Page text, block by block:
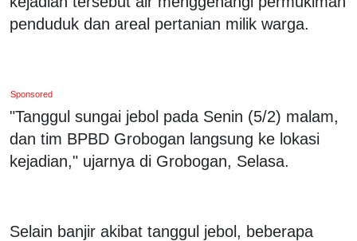
penduduk dan areal pertanian milik warga.
Sponsored
"Tanggul sungai jebol pada Senin (5/2) malam,
dan tim BPBD Grobogan langsung ke lokasi
kejadian," ujarnya di Grobogan, Selasa.
Selain banjir akibat tanggul jebol, beberapa